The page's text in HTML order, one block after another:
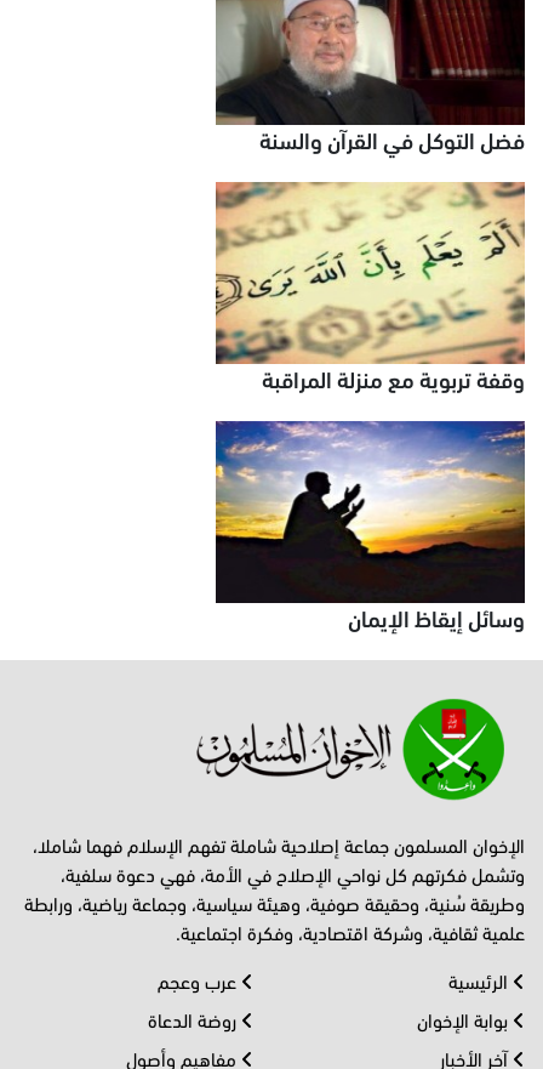
فضل التوكل في القرآن والسنة
وقفة تربوية مع منزلة المراقبة
وسائل إيقاظ الإيمان
الإخوان المسلمون جماعة إصلاحية شاملة تفهم الإسلام فهما شاملا،
وتشمل فكرتهم كل نواحي الإصلاح في الأمة، فهي دعوة سلفية،
وطريقة سُنية، وحقيقة صوفية، وهيئة سياسية، وجماعة رياضية، ورابطة
علمية ثقافية، وشركة اقتصادية، وفكرة اجتماعية.
الرئيسية
بوابة الإخوان
آخر الأخبار
عرب وعجم
روضة الدعاة
مفاهيم وأصول